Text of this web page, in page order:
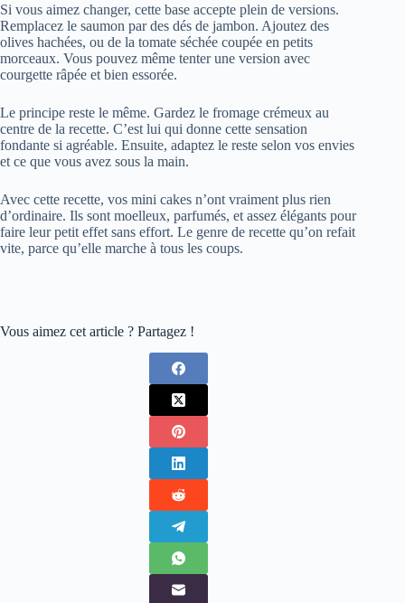
Si vous aimez changer, cette base accepte plein de versions.
Remplacez le saumon par des dés de jambon. Ajoutez des
olives hachées, ou de la tomate séchée coupée en petits
morceaux. Vous pouvez même tenter une version avec
courgette râpée et bien essorée.
Le principe reste le même. Gardez le fromage crémeux au
centre de la recette. C’est lui qui donne cette sensation
fondante si agréable. Ensuite, adaptez le reste selon vos envies
et ce que vous avez sous la main.
Avec cette recette, vos mini cakes n’ont vraiment plus rien
d’ordinaire. Ils sont moelleux, parfumés, et assez élégants pour
faire leur petit effet sans effort. Le genre de recette qu’on refait
vite, parce qu’elle marche à tous les coups.
Vous aimez cet article ? Partagez !